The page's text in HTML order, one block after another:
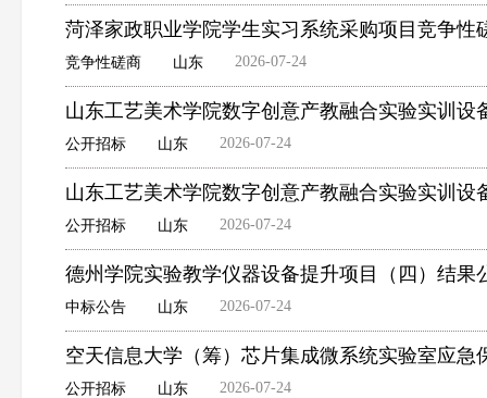
菏泽家政职业学院学生实习系统采购项目竞争性
竞争性磋商 山东 2026-07-24
山东工艺美术学院数字创意产教融合实验实训
公开招标 山东 2026-07-24
山东工艺美术学院数字创意产教融合实验实训
公开招标 山东 2026-07-24
德州学院实验教学仪器设备提升项目（四）结果
中标公告 山东 2026-07-24
空天信息大学（筹）芯片集成微系统实验室应
公开招标 山东 2026-07-24